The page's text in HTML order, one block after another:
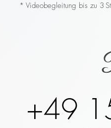
* Videobegleitung bis zu 3
+49